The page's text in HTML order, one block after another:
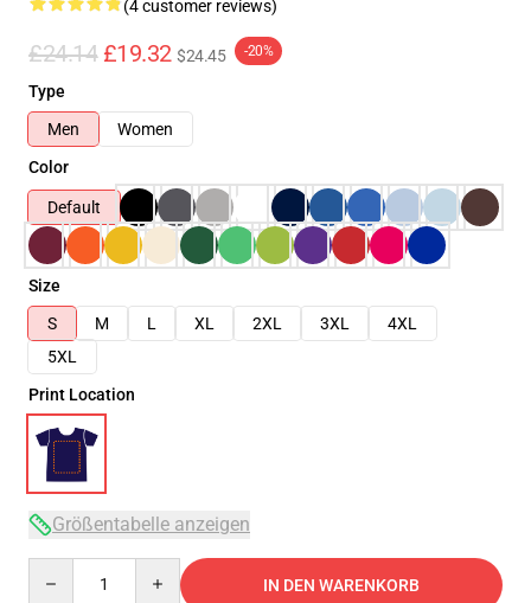
(4 customer reviews)
£24.14 £19.32 $24.45 -20%
Type
Men
Women
Color
Default
Size
S
M L XL 2XL 3XL
4XL
5XL
Print Location
Größentabelle anzeigen
IN DEN WARENKORB